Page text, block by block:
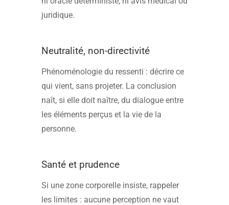
juridique.
Neutralité, non-directivité
Phénoménologie du ressenti : décrire ce
qui vient, sans projeter. La conclusion
naît, si elle doit naître, du dialogue entre
les éléments perçus et la vie de la
personne.
Santé et prudence
Si une zone corporelle insiste, rappeler
les limites : aucune perception ne vaut